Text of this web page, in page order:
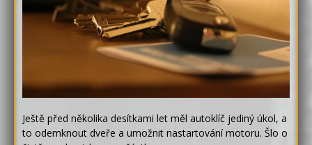
Ještě před několika desítkami let měl autoklíč jediný úkol, a
to odemknout dveře a umožnit nastartování motoru. Šlo o